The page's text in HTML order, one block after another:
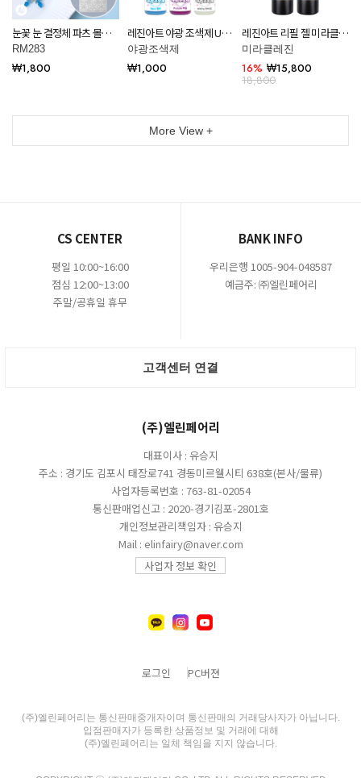
눈꽃 눈 결정체 파츠 몰드
레진 아트 공예 재료
RM283
RM283
₩1,800
레진아트 야광 조색제 UV/
크리스탈 공용 R003
야광조색제
₩1,000
레진아트 리필 젤 미라클
미라클레진
16% ₩15,800
18,800
More View +
CS CENTER
평일 10:00~16:00
점심 12:00~13:00
주말/공휴일 휴무
BANK INFO
우리은행 1005-904-048587
예금주: ㈜엘린페어리
고객센터 연결
(주)엘린페어리
대표이사 : 유승지
주소 : 경기도 김포시 태장로741 경동미르웰시티 638호(본사/물류)
사업자등록번호 : 763-81-02054
통신판매업신고 : 2020-경기김포-2801호
개인정보관리책임자 : 유승지
Mail : elinfairy@naver.com
사업자 정보 확인
로그인 PC버젼
(주)엘린페어리는 통신판매중개자이며 통신판매의 거래당사자가 아닙니다.
입점판매자가 등록한 상품정보 및 거래에 대해
(주)엘린페어리는 일체 책임을 지지 않습니다.